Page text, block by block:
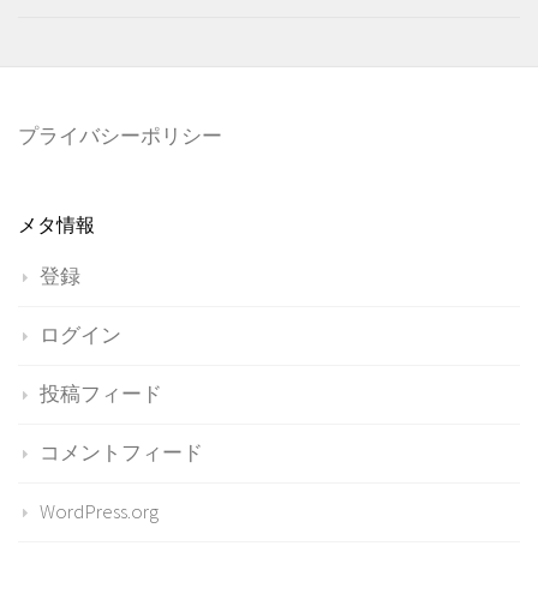
プライバシーポリシー
メタ情報
登録
ログイン
投稿フィード
コメントフィード
WordPress.org